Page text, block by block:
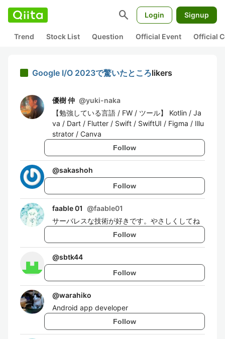
search Login Signup
Trend Stock List Question Official Event Official
Google I/O 2023で驚いたところlikers
優樹 仲 @yuki-naka
【勉強している言語 / FW / ツール】 Kotlin / Ja
va / Dart / Flutter / Swift / SwiftUI / Figma / Illu
strator / Canva
Follow
@sakashoh
Follow
faable 01 @faable01
サーバレスな技術が好きです。やさしくしてね
Follow
@sbtk44
Follow
@warahiko
Android app developer
Follow